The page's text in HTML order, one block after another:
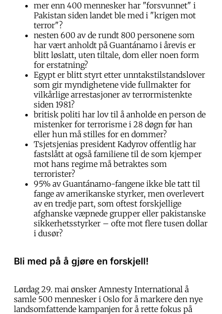
mer enn 400 mennesker har "forsvunnet" i
Pakistan siden landet ble med i "krigen mot
terror"?
nesten 600 av de rundt 800 personene som
har vært anholdt på Guantánamo i årevis er
blitt løslatt, uten tiltale, dom eller noen form
for erstatning?
Egypt er blitt styrt etter unntakstilstandslover
som gir myndighetene vide fullmakter for
vilkårlige arrestasjoner av terrormistenkte
siden 1981?
britisk politi har lov til å anholde en person de
mistenker for terrorisme i 28 døgn før han
eller hun må stilles for en dommer?
Tsjetsjenias president Kadyrov offentlig har
fastslått at også familiene til de som kjemper
mot hans regime må betraktes som
terrorister?
95% av Guantánamo-fangene ikke ble tatt til
fange av amerikanske styrker, men overlevert
av en tredje part, som oftest forskjellige
afghanske væpnede grupper eller pakistanske
sikkerhetsstyrker – ofte mot flere tusen dollar
i dusør?
Bli med på å gjøre en forskjell!
Lørdag 29. mai ønsker Amnesty International å
samle 500 mennesker i Oslo for å markere den nye
landsomfattende kampanjen for å rette fokus på